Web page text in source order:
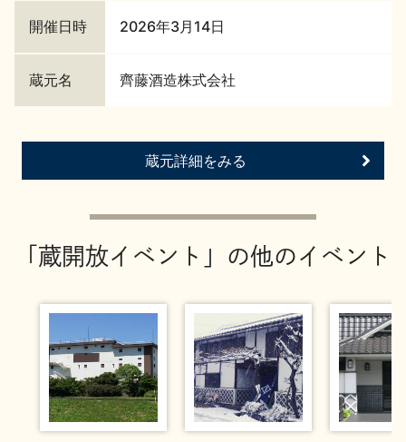
地酒・イベント情報
イベント情報TOP 新商品・おすすめ商品
開催日時 2026年3月14日
蔵元名 齊藤酒造株式会社
蔵元詳細をみる
「蔵開放イベント」の他のイベント